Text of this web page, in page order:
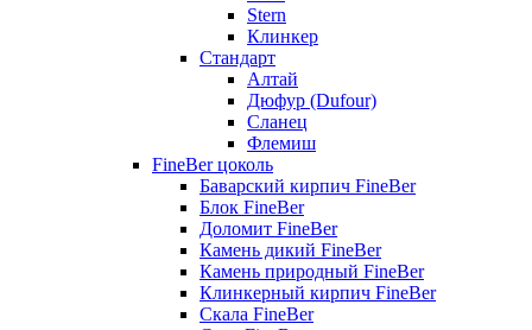
Stern
Клинкер
Стандарт
Алтай
Дюфур (Dufour)
Сланец
Флемиш
FineBer цоколь
Баварский кирпич FineBer
Блок FineBer
Доломит FineBer
Камень дикий FineBer
Камень природный FineBer
Клинкерный кирпич FineBer
Скала FineBer